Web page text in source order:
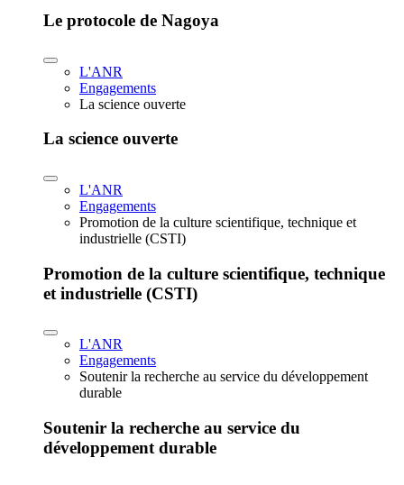
Le protocole de Nagoya
L'ANR
Engagements
La science ouverte
La science ouverte
L'ANR
Engagements
Promotion de la culture scientifique, technique et
industrielle (CSTI)
Promotion de la culture scientifique, technique
et industrielle (CSTI)
L'ANR
Engagements
Soutenir la recherche au service du développement
durable
Soutenir la recherche au service du
développement durable